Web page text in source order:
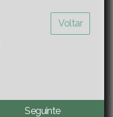
Voltar
Seguinte